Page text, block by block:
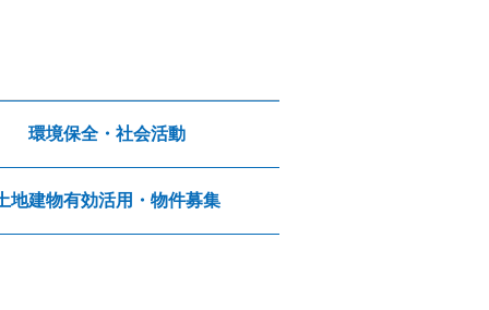
環境保全・社会活動
地建物有効活用・物件募集